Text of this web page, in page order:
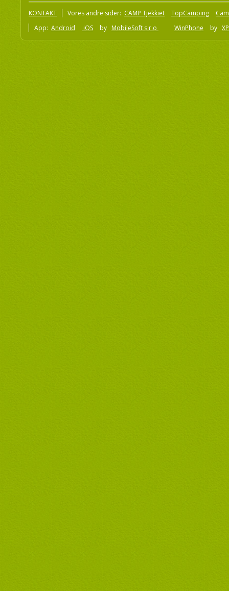
KONTAKT Vores andre sider: CAMP Tjekkiet TopCamping
App: Android iOS by MobileSoft s.r.o WinPhone by